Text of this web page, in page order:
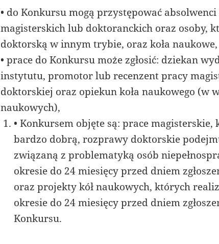
• do Konkursu mogą przystępować
magisterskich lub doktoranckich oraz osoby,
doktorską w innym trybie, oraz koła naukowe,
• prace do Konkursu może zgłosić: dziekan
instytutu, promotor lub recenzent pracy
doktorskiej oraz opiekun koła naukowego (w
naukowych),
• Konkursem objęte są: prace magisterskie,
bardzo dobrą, rozprawy doktorskie
związaną z problematyką osób
okresie do 24 miesięcy przed dniem
oraz projekty kół naukowych, których
okresie do 24 miesięcy przed dniem
Konkursu.